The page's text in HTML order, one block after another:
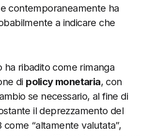
contemporaneamente ha
a indicare che
ha ribadito come rimanga
di policy monetaria, con
se necessario, al fine di
il deprezzamento del
“altamente valutata”,